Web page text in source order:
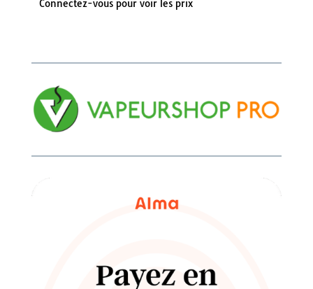
Note
Connectez-vous pour voir les prix